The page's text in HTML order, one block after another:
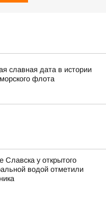
славная дата в истории
флота
Славска у открытого
водой отметили